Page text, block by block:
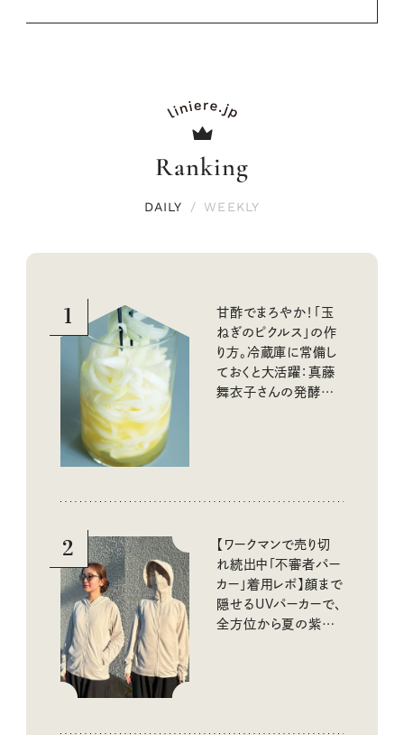
Ranking
DAILY / WEEKLY
1
甘酢でまろやか！「玉
ねぎのピクルス」の作
り方。冷蔵庫に常備し
ておくと大活躍：真藤
舞衣子さんの発酵と
2
【ワークマンで売り切
れ続出中「不審者パー
カー」着用レポ】顔まで
隠せるUVパーカーで、
全方位から夏の紫外